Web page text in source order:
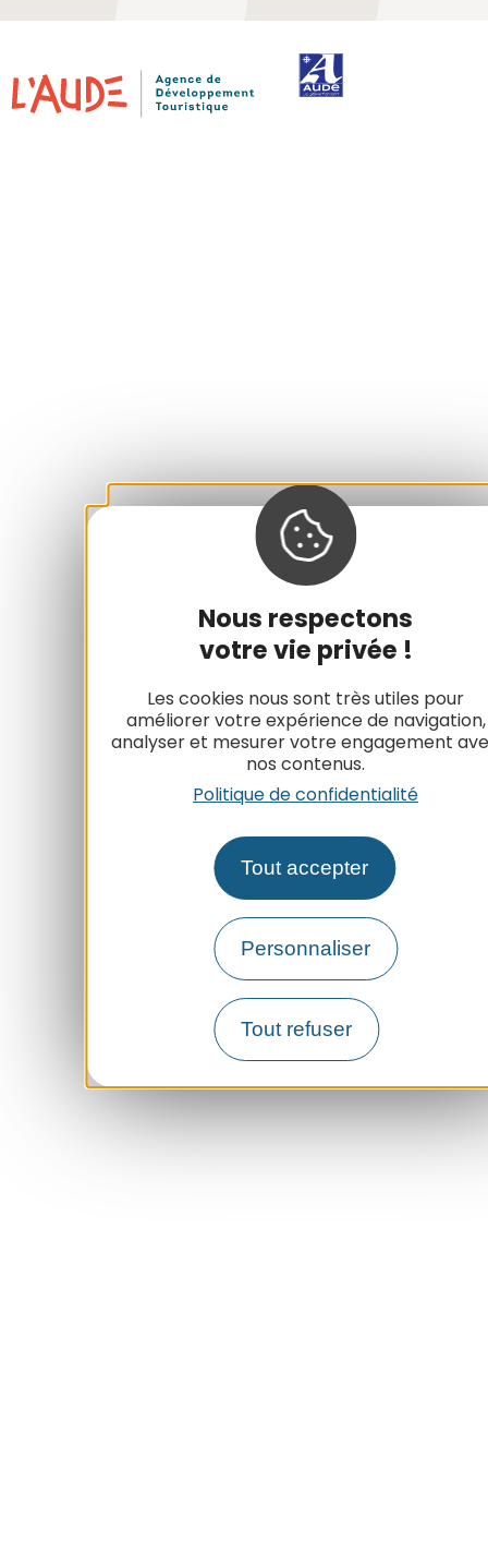
Nous respectons
votre vie privée !
Les cookies nous sont très utiles pour
améliorer votre expérience de navigation,
analyser et mesurer votre engagement
nos contenus.
Politique de confidentialité
Tout accepter
Personnaliser
Tout refuser